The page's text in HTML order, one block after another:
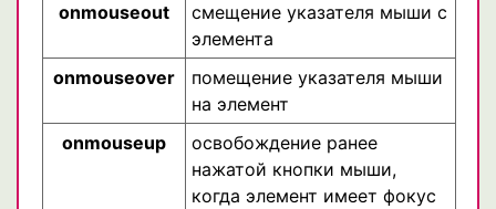
onmouseout
смещение указателя мыши с
элемента
onmouseover
помещение указателя мыши
на элемент
onmouseup
освобождение ранее
нажатой кнопки мыши,
когда элемент имеет фокус